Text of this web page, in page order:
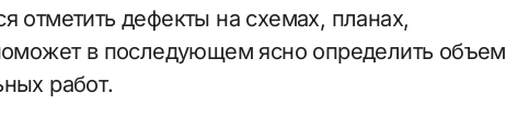
отметить дефекты на схемах, планах,
в последующем ясно определить объем
работ.